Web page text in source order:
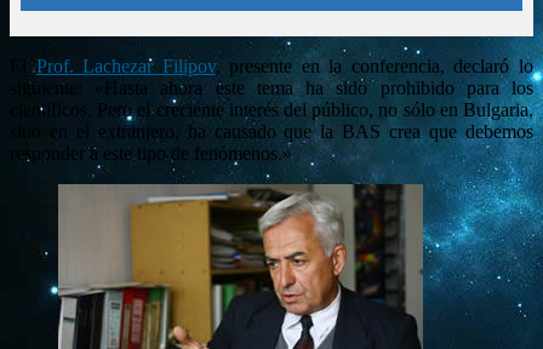
ElProf. Lachezar Filipov, presente en la conferencia, declaró lo
siguiente: «Hasta ahora este tema ha sido prohibido para los
científicos. Pero el creciente interés del público, no sólo en Bulgaria,
sino en el extranjero, ha causado que la BAS crea que debemos
responder a este tipo de fenómenos.»